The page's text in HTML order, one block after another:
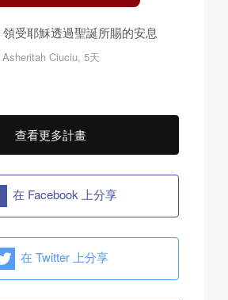
受耶穌透過聖誕所賜的安息
Asheritah Ciuciu, 5天
查看更多計畫
在 Facebook 上分享
在 Twitter 上分享